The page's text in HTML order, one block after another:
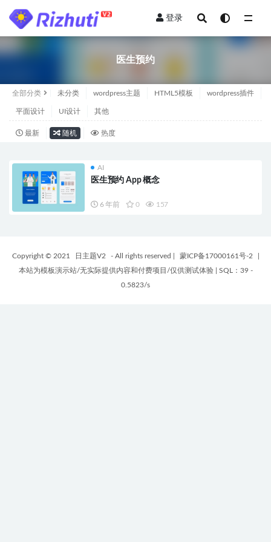
登录
医生预约
全部分类 未分类 wordpress主题 HTML5模板 wordpress插件
平面设计 UI设计 其他
最新 随机 热度
AI
医生预约 App 概念
6 年前 0 157
Copyright © 2021 日主题V2 - All rights reserved 蒙ICP备17000161号-2
本站为模板演示站/无实际提供内容和付费项目/仅供测试体验
SQL：39 -
0.5823/s